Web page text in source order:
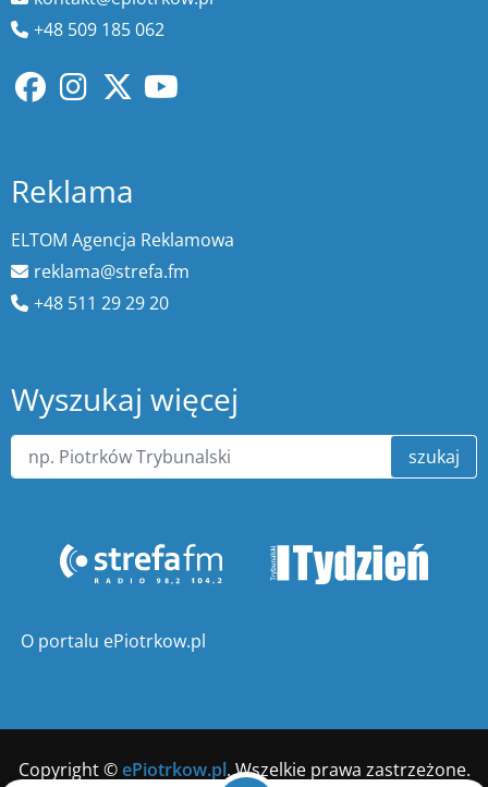
+48 509 185 062
Reklama
ELTOM Agencja Reklamowa
reklama@strefa.fm
+48 511 29 29 20
Wyszukaj więcej
szukaj
O portalu ePiotrkow.pl
Copyright ©ePiotrkow.pl. Wszelkie prawa zastrzeżone.